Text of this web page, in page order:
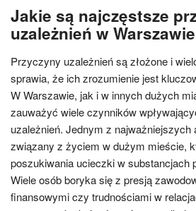
Jakie są najczęstsze
uzależnień w Warszawie
Przyczyny uzależnień są złożone i
sprawia, że ich zrozumienie jest
W Warszawie, jak i w innych dużych
zauważyć wiele czynników
uzależnień. Jednym z najważniejszych
związany z życiem w dużym mieście,
poszukiwania ucieczki w substancjach
Wiele osób boryka się z presją
finansowymi czy trudnościami w